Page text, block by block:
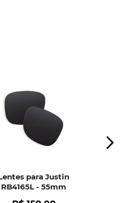
para Justin
RB4165L - 55mm